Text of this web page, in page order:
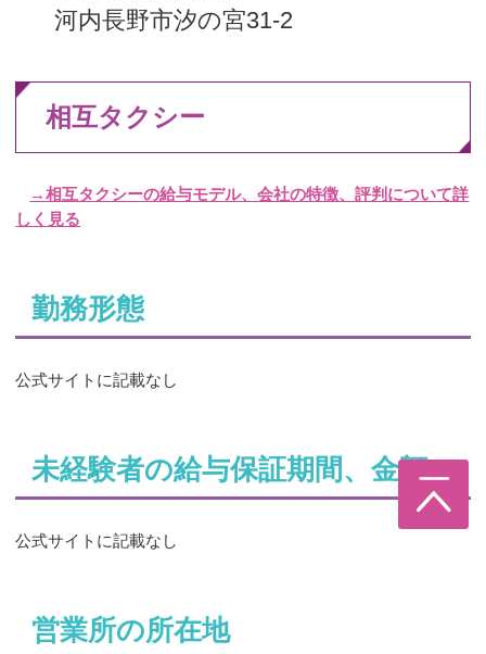
河内長野市汐の宮31-2
相互タクシー
→相互タクシーの給与モデル、会社の特徴、評判について詳
しく見る
勤務形態
公式サイトに記載なし
未経験者の給与保証期間、金額
公式サイトに記載なし
営業所の所在地